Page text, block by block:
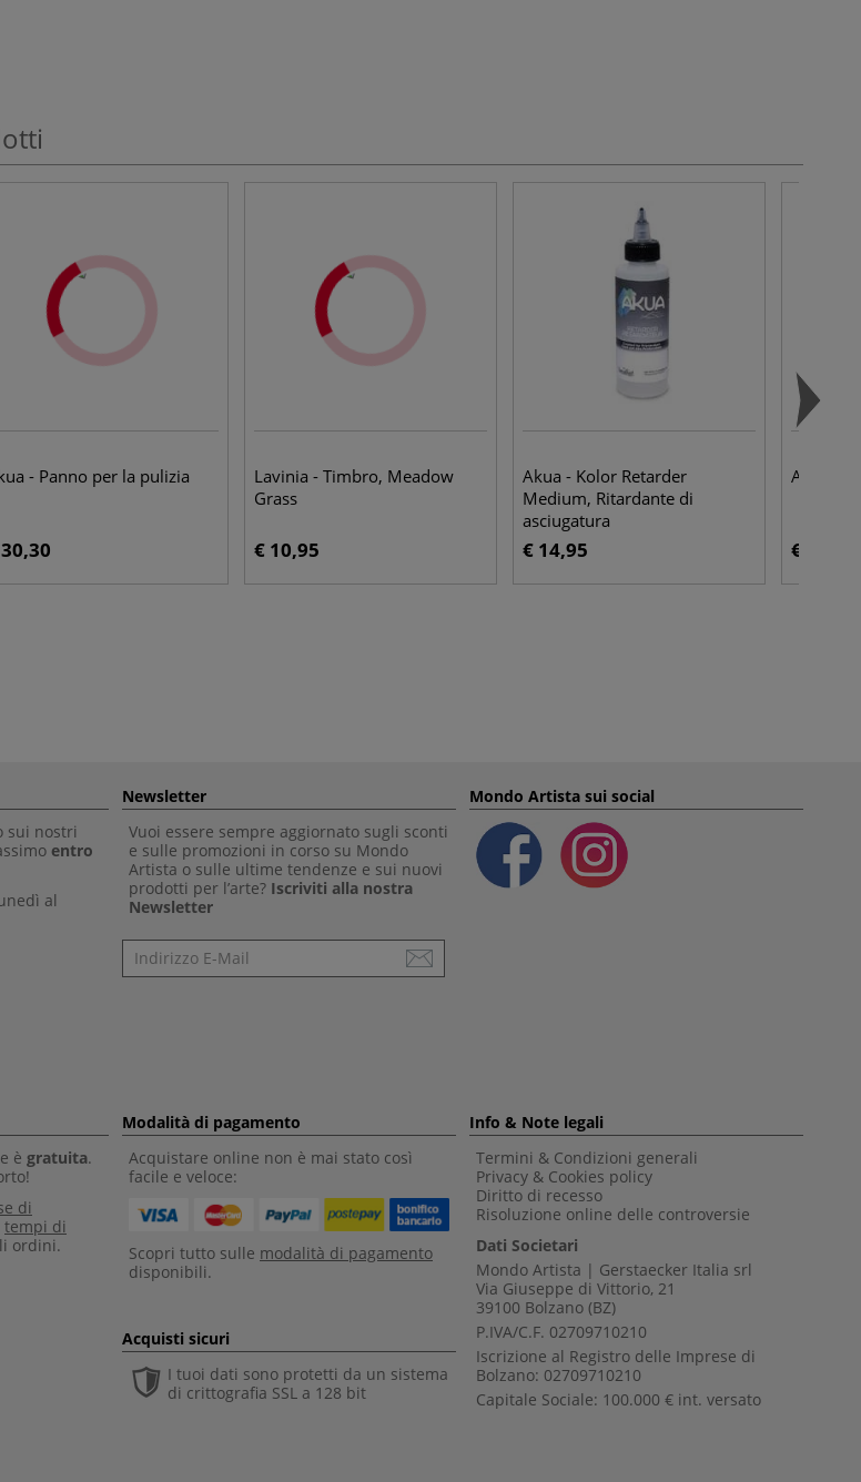
- Panno per la pulizia
Lavinia - Timbro, Meadow
Grass
€ 10,95
Akua - Kolor Retarder
Medium, Ritardante di
asciugatura
€ 14,95
Akua -
€ 24,80
sui nostri
entro
al
Newsletter
Vuoi essere sempre aggiornato sugli sconti
e sulle promozioni in corso su Mondo
Artista o sulle ultime tendenze e sui nuovi
prodotti per l’arte? Iscriviti alla nostra
Newsletter
Newsletter
Mondo Artista sui social
è gratuita.
di
tempi di
ordini.
Modalità di pagamento
Acquistare online non è mai stato così
facile e veloce:
Scopri tutto sulle modalità di pagamento
disponibili.
Info & Note legali
Termini & Condizioni generali
Privacy & Cookies policy
Diritto di recesso
Risoluzione online delle controversie
Dati Societari
Mondo Artista | Gerstaecker Italia srl
Via Giuseppe di Vittorio, 21
39100 Bolzano (BZ)
P.IVA/C.F. 02709710210
Iscrizione al Registro delle Imprese di
Bolzano: 02709710210
Capitale Sociale: 100.000 € int. versato
Acquisti sicuri
I tuoi dati sono protetti da un sistema
di crittografia SSL a 128 bit